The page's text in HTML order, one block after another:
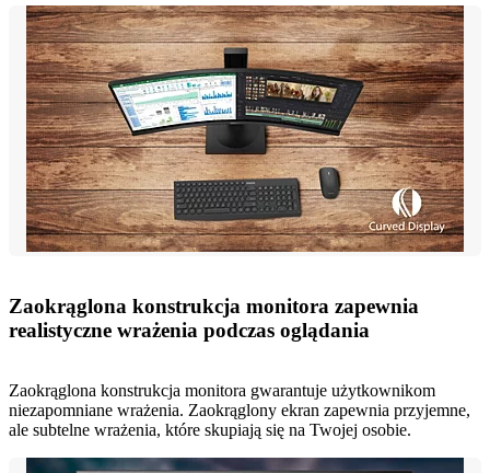
Zaokrąglona konstrukcja monitora zapewnia
realistyczne wrażenia podczas oglądania
Zaokrąglona konstrukcja monitora gwarantuje użytkownikom
niezapomniane wrażenia. Zaokrąglony ekran zapewnia przyjemne,
ale subtelne wrażenia, które skupiają się na Twojej osobie.